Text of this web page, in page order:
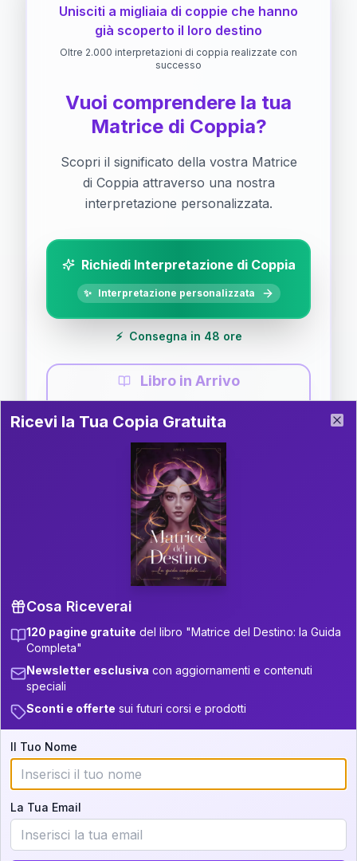
Unisciti a migliaia di coppie che hanno
già scoperto il loro destino
Oltre 2.000 interpretazioni di coppia realizzate con
successo
Vuoi comprendere la tua
Matrice di Coppia?
Scopri il significato della vostra Matrice
di Coppia attraverso una nostra
interpretazione personalizzata.
Richiedi Interpretazione di Coppia
✨ Interpretazione personalizzata
⚡ Consegna in 48 ore
Libro in Arrivo
Guida completa di Coppia
Il libro è in fase di scrittura. Iscriviti alla newsletter
per ricevere aggiornamenti!
P.S. Interpretazione parziale
gratuita
Scorri più in basso per vedere
un'interpretazione parziale gratuita della tua
Iscriviti alla newsletter per ricevere
aggiornamenti quando sarà disponibile.
Cosa scoprirete nella vostra
interpretazione:
💕 Come rafforzare la vostra unione
Ricevi la Tua Copia Gratuita del Libro
Ricevi la Tua Copia Gratuita
Cosa Riceverai
120 pagine gratuite del libro "Matrice del Destino: la Guida
Completa"
Newsletter esclusiva con aggiornamenti e contenuti
speciali
Sconti e offerte sui futuri corsi e prodotti
Il Tuo Nome
La Tua Email